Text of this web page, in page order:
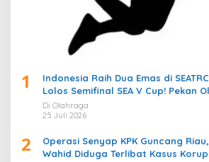
1
Indonesia Raih Dua Emas di
Lolos Semifinal SEA V Cup! Pekan
Bergemuruh
Di Olahraga
25 Juli 2026
2
Operasi Senyap KPK Guncang
Wahid Diduga Terlibat Kasus